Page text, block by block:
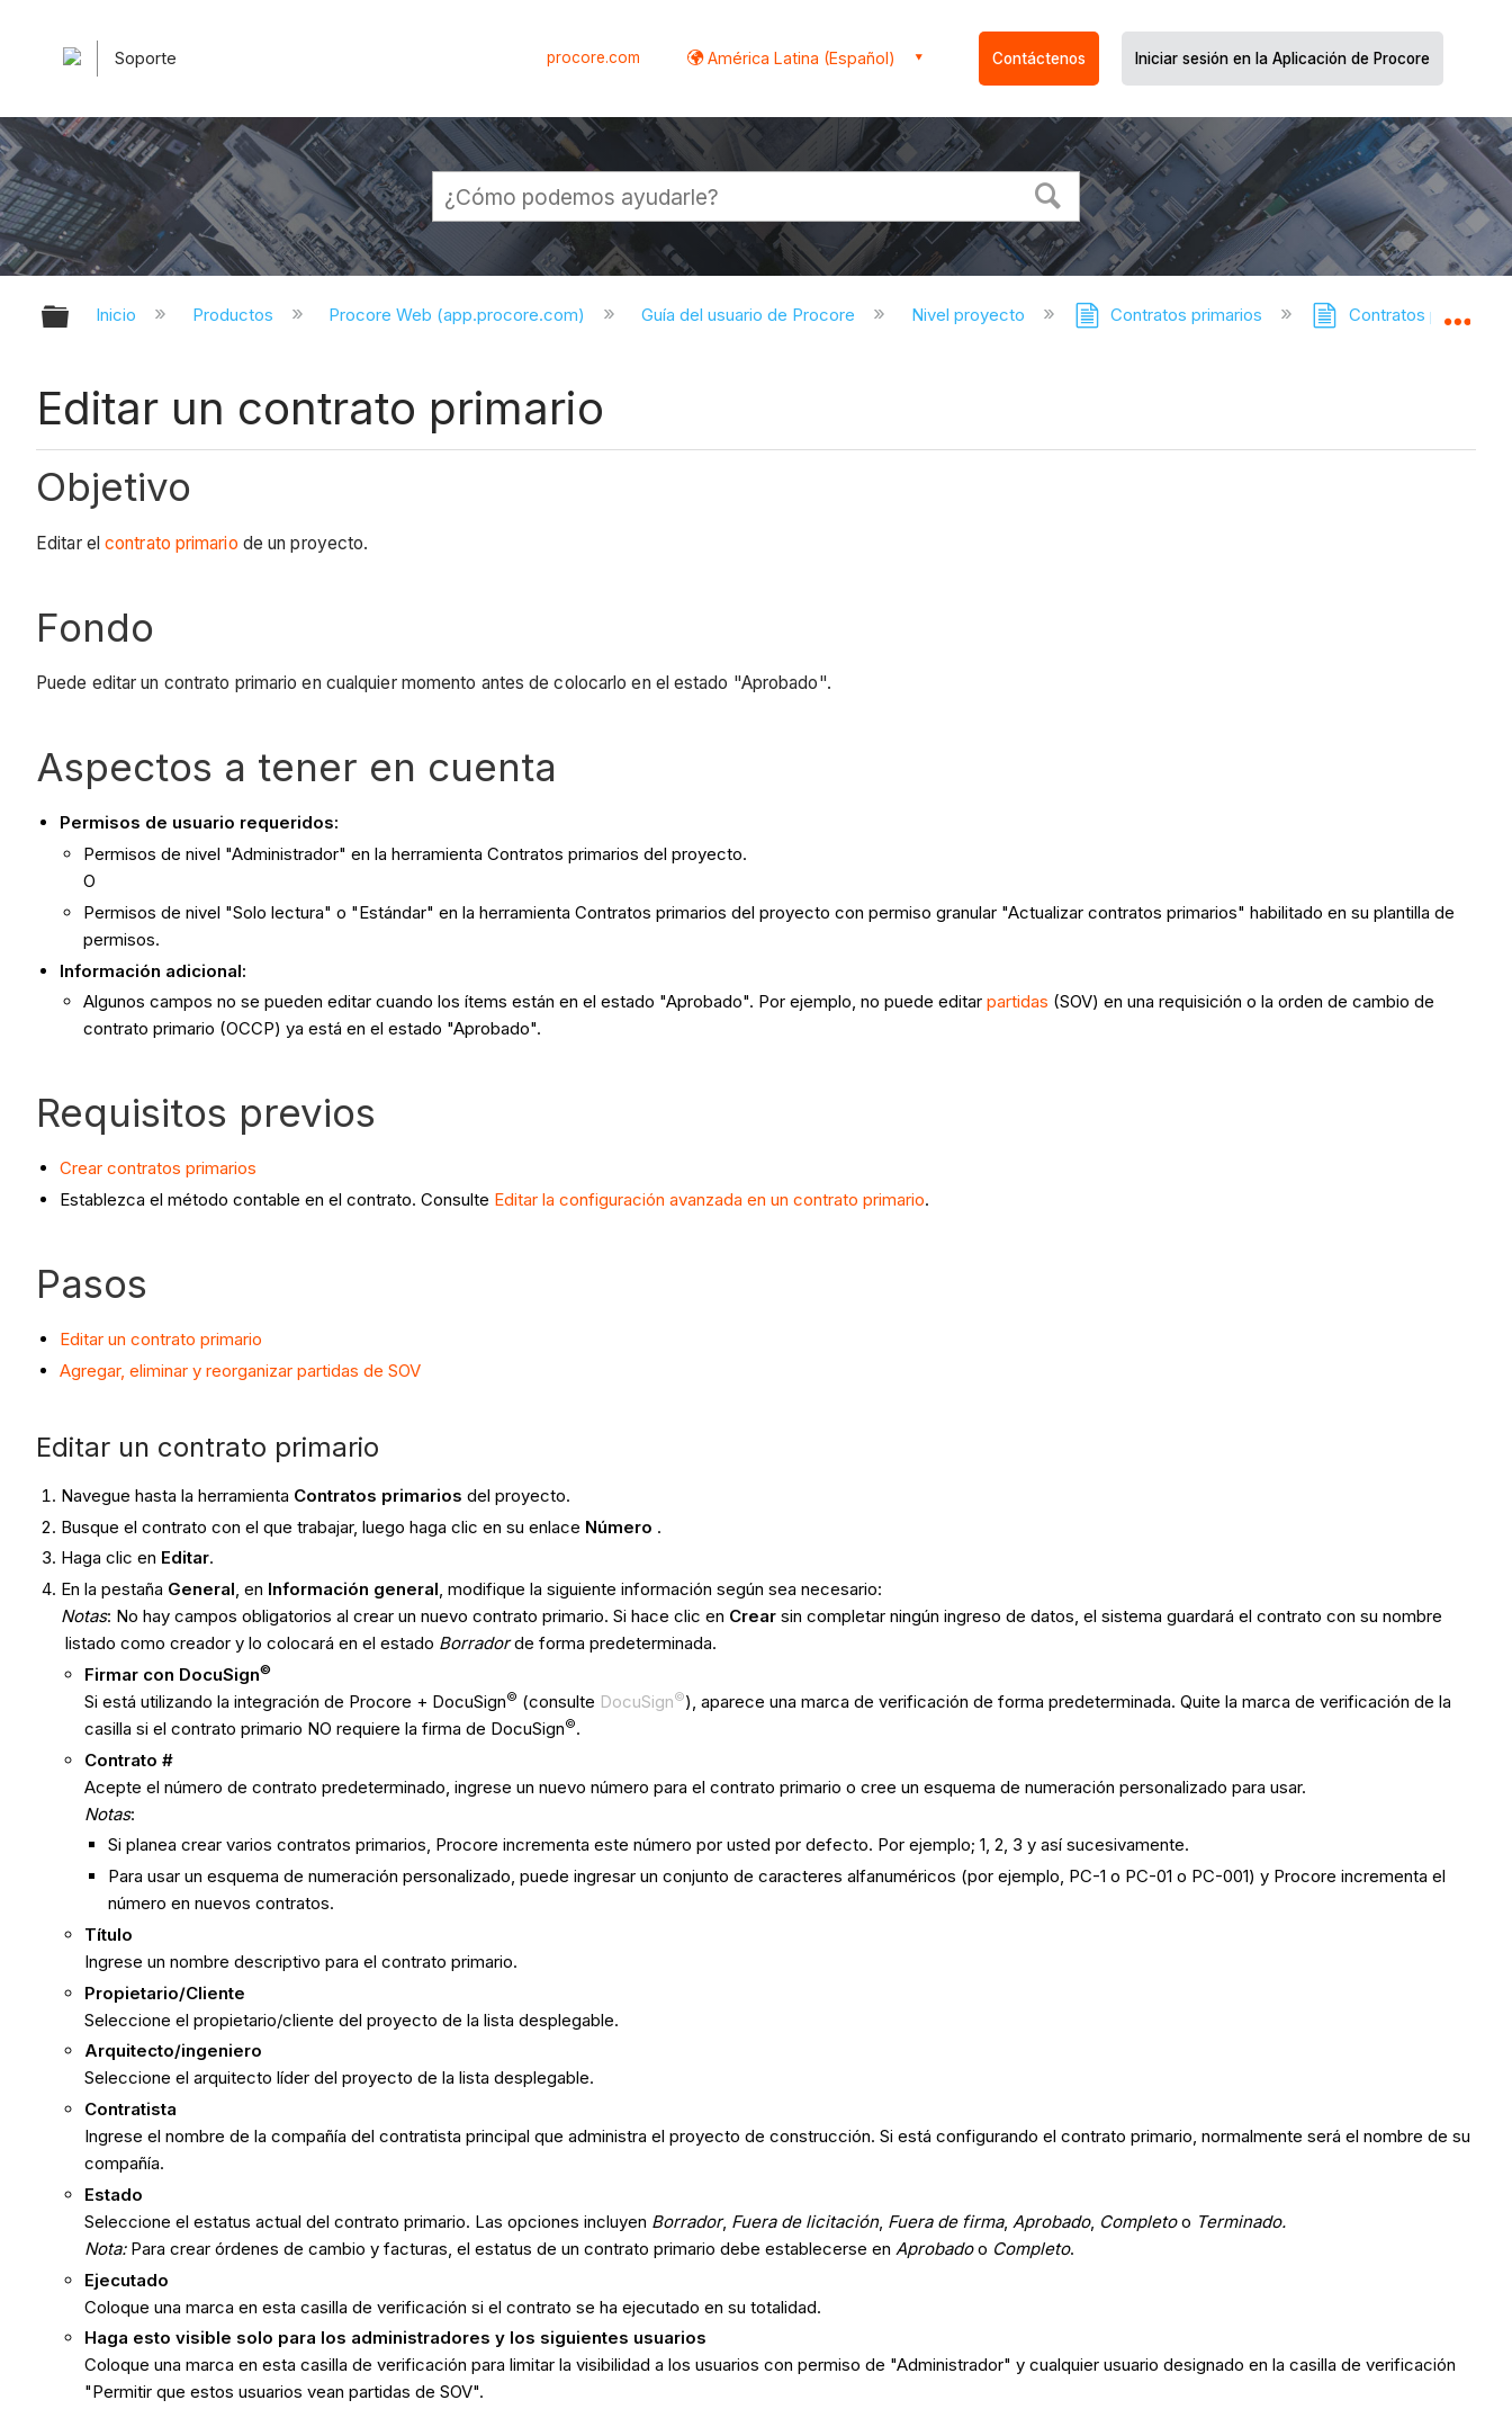
Soporte procore.com América Latina (Español) Contáctenos Iniciar sesión en la Aplicación de Procore
Expandir/contraer jerarquía global
Inicio Productos Procore Web (app.procore.com) Guía del usuario de Procore Nivel proyecto Contratos primarios Contratos primarios
Editar un contrato primario
Objetivo
Editar el contrato primario de un proyecto.
Fondo
Puede editar un contrato primario en cualquier momento antes de colocarlo en el estado "Aprobado".
Aspectos a tener en cuenta
Permisos de usuario requeridos:
Permisos de nivel "Administrador" en la herramienta Contratos primarios del proyecto.
O
Permisos de nivel "Solo lectura" o "Estándar" en la herramienta Contratos primarios del proyecto con permiso granular "Actualizar contratos primarios" habilitado en su plantilla de
permisos.
Información adicional:
Algunos campos no se pueden editar cuando los ítems están en el estado "Aprobado". Por ejemplo, no puede editar partidas (SOV) en una requisición o la orden de cambio de
contrato primario (OCCP) ya está en el estado "Aprobado".
Requisitos previos
Crear contratos primarios
Establezca el método contable en el contrato. Consulte Editar la configuración avanzada en un contrato primario.
Pasos
Editar un contrato primario
Agregar, eliminar y reorganizar partidas de SOV
Editar un contrato primario
Navegue hasta la herramienta Contratos primarios del proyecto.
Busque el contrato con el que trabajar, luego haga clic en su enlace Número .
Haga clic en Editar.
En la pestaña General, en Información general, modifique la siguiente información según sea necesario:
Notas: No hay campos obligatorios al crear un nuevo contrato primario. Si hace clic en Crear sin completar ningún ingreso de datos, el sistema guardará el contrato con su nombre
listado como creador y lo colocará en el estado Borradorde forma predeterminada.
Firmar con DocuSign©
Si está utilizando la integración de Procore + DocuSign© (consulte DocuSign©), aparece una marca de verificación de forma predeterminada. Quite la marca de verificación de la
casilla si el contrato primario NO requiere la firma de DocuSign©.
Contrato #
Acepte el número de contrato predeterminado, ingrese un nuevo número para el contrato primario o cree un esquema de numeración personalizado para usar.
Notas:
Si planea crear varios contratos primarios, Procore incrementa este número por usted por defecto. Por ejemplo; 1, 2, 3 y así sucesivamente.
Para usar un esquema de numeración personalizado, puede ingresar un conjunto de caracteres alfanuméricos (por ejemplo, PC-1 o PC-01 o PC-001) y Procore incrementa el
número en nuevos contratos.
Título
Ingrese un nombre descriptivo para el contrato primario.
Propietario/Cliente
Seleccione el propietario/cliente del proyecto de la lista desplegable.
Arquitecto/ingeniero
Seleccione el arquitecto líder del proyecto de la lista desplegable.
Contratista
Ingrese el nombre de la compañía del contratista principal que administra el proyecto de construcción. Si está configurando el contrato primario, normalmente será el nombre de su
compañía.
Estado
Seleccione el estatus actual del contrato primario. Las opciones incluyen Borrador, Fuera de licitación, Fuera de firma,Aprobado, Completoo Terminado.
Nota:Para crear órdenes de cambio y facturas, el estatus de un contrato primario debe establecerse enAprobadoo Completo.
Ejecutado
Coloque una marca en esta casilla de verificación si el contrato se ha ejecutado en su totalidad.
Haga esto visible solo para los administradores y los siguientes usuarios
Coloque una marca en esta casilla de verificación para limitar la visibilidad a los usuarios con permiso de "Administrador" y cualquier usuario designado en la casilla de verificación
"Permitir que estos usuarios vean partidas de SOV".